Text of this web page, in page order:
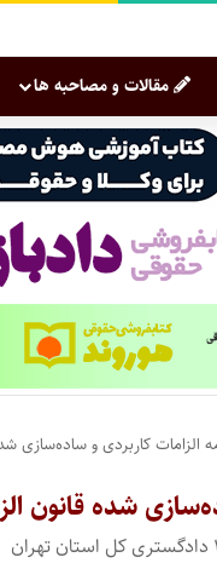
مقالات و مصاحبه ها
الزامات کاربردی و ساده‌سازی
شده قانون